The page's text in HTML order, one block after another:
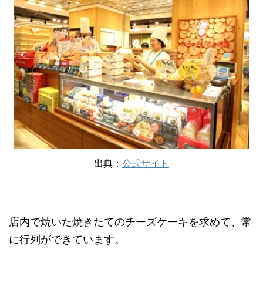
出典： 公式サイト
店内で焼いた焼きたてのチーズケーキを求めて、常
に行列ができています。